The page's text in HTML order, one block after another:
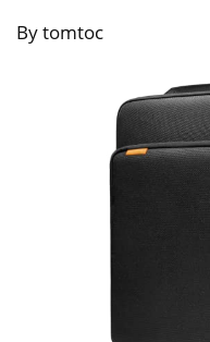
By tomtoc